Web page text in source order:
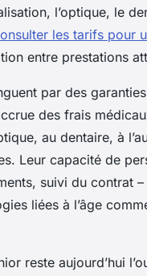
l’optique, le
les tarifs pour
entre prestations
par des
des frais
au dentaire, à
Leur capacité de
suivi du contrat
liées à l’âge
reste aujourd’hui